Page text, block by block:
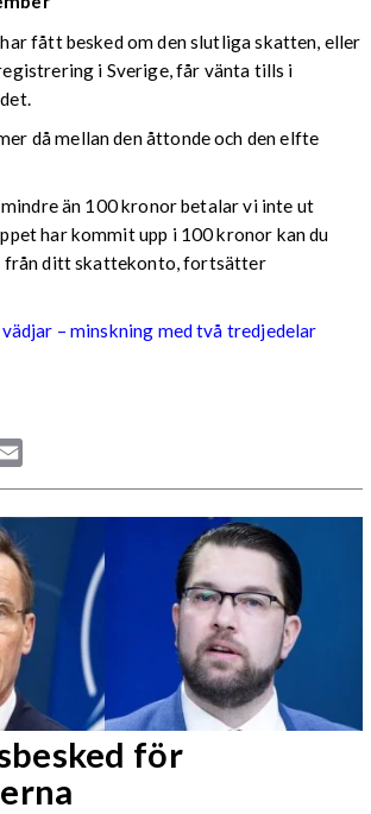
fått besked om den slutliga skatten, eller
i Sverige, får vänta tills i
då mellan den åttonde och den elfte
än 100 kronor betalar vi inte ut
har kommit upp i 100 kronor kan du
från ditt skattekonto, fortsätter
– minskning med två tredjedelar
för